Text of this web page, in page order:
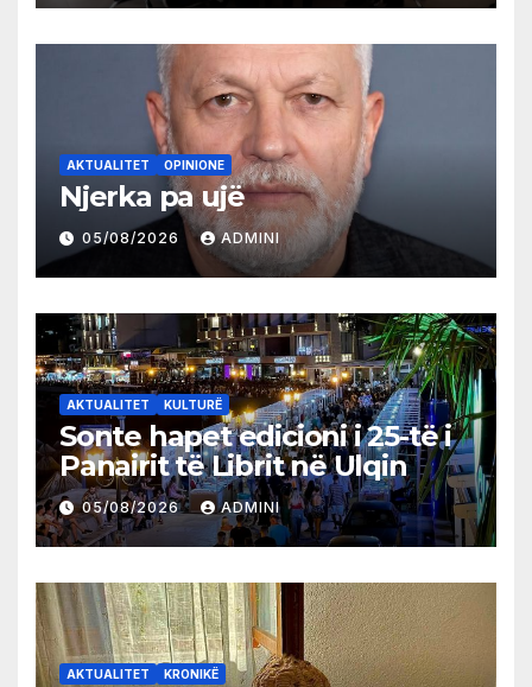
AKTUALITET OPINIONE
Njerka pa ujë
05/08/2026 ADMINI
AKTUALITET KULTURË
Sonte hapet edicioni i 25-të i
Panairit të Librit në Ulqin
05/08/2026 ADMINI
AKTUALITET KRONIKË